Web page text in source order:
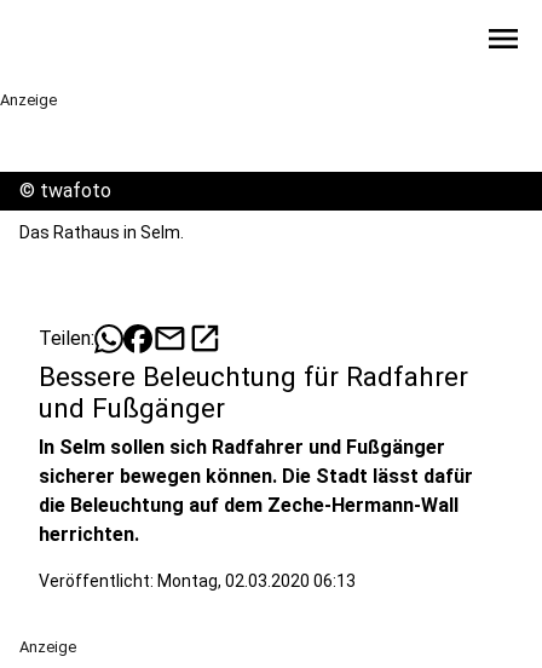
menu
Anzeige
© twafoto
Das Rathaus in Selm.
Teilen: mailopen_in_new
Bessere Beleuchtung für Radfahrer
und Fußgänger
In Selm sollen sich Radfahrer und Fußgänger
sicherer bewegen können. Die Stadt lässt dafür
die Beleuchtung auf dem Zeche-Hermann-Wall
herrichten.
Veröffentlicht: Montag, 02.03.2020 06:13
Anzeige